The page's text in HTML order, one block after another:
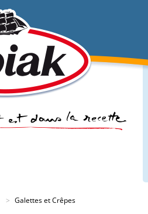
Galettes et Crêpes